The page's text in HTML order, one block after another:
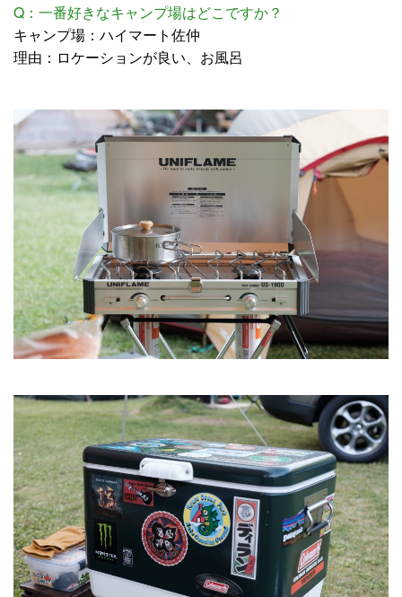
Q：一番好きなキャンプ場はどこですか？
キャンプ場：ハイマート佐仲
理由：ロケーションが良い、お風呂